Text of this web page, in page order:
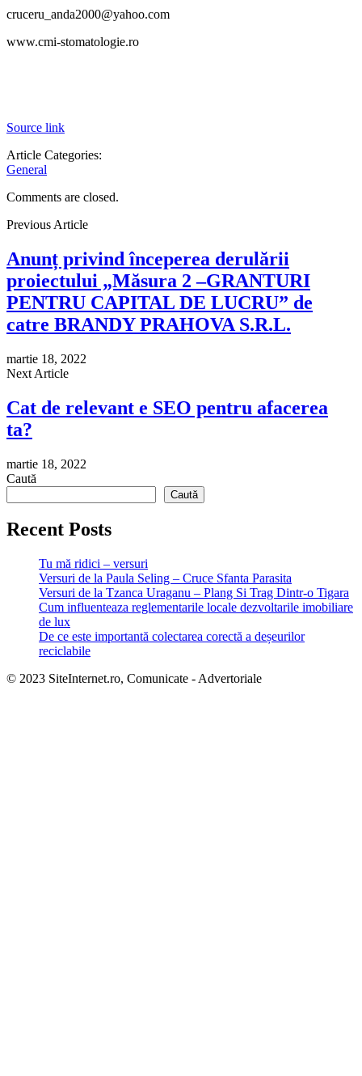
cruceru_anda2000@yahoo.com
www.cmi-stomatologie.ro
Source link
Article Categories:
General
Comments are closed.
Previous Article
Anunț privind începerea derulării
proiectului „Măsura 2 –GRANTURI
PENTRU CAPITAL DE LUCRU” de
catre BRANDY PRAHOVA S.R.L.
martie 18, 2022
Next Article
Cat de relevant e SEO pentru afacerea
ta?
martie 18, 2022
Caută
Caută
Recent Posts
Tu mă ridici – versuri
Versuri de la Paula Seling – Cruce Sfanta Parasita
Versuri de la Tzanca Uraganu – Plang Si Trag Dintr-o Tigara
Cum influenteaza reglementarile locale dezvoltarile imobiliare
de lux
De ce este importantă colectarea corectă a deșeurilor
reciclabile
© 2023 SiteInternet.ro, Comunicate - Advertoriale